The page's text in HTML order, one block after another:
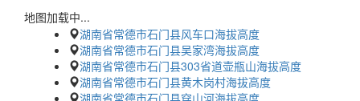
地图加载中...
湖南省常德市石门县风车口海拔高度
湖南省常德市石门县吴家湾海拔高度
湖南省常德市石门县303省道壶瓶山海拔高度
湖南省常德市石门县黄木岗村海拔高度
湖南省常德市石门县穿山河海拔高度